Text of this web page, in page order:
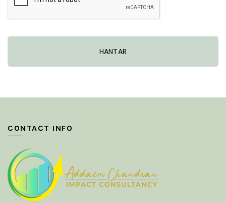
CONTACT INFO